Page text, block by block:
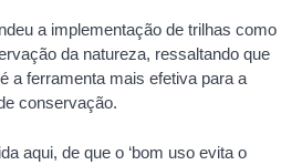
a implementação de trilhas como
da natureza, ressaltando que
a ferramenta mais efetiva para a
conservação.
aqui, de que o ‘bom uso evita o